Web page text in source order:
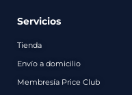
Servicios
Tienda
Envío a domicilio
Membresía Price Club